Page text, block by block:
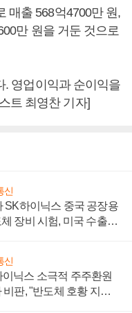
매출 568억4700만 원,
만 원을 거둔 것으로
. 영업이익과 순이익을
트 최영찬 기자]
신
SK하이닉스 중국 공장용
장비 시험, 미국 수출통
신
닉스 소극적 주주환원
비판, "반도체 호황 지속